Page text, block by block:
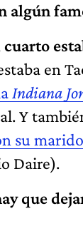
algún
en
Indiana
Y
su marido
Daire).
que